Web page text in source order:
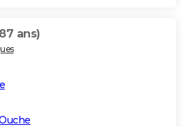
ans)